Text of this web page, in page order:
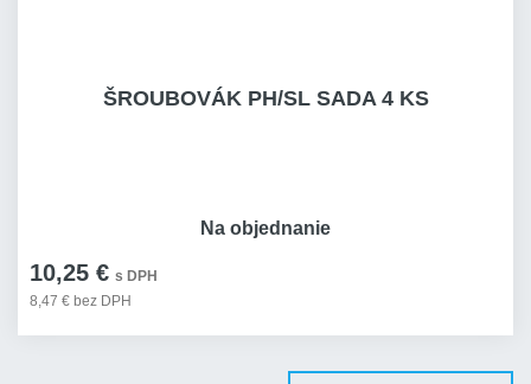
ŠROUBOVÁK PH/SL SADA 4 KS
10,25 € s DPH
8,47 € bez DPH
Na objednanie